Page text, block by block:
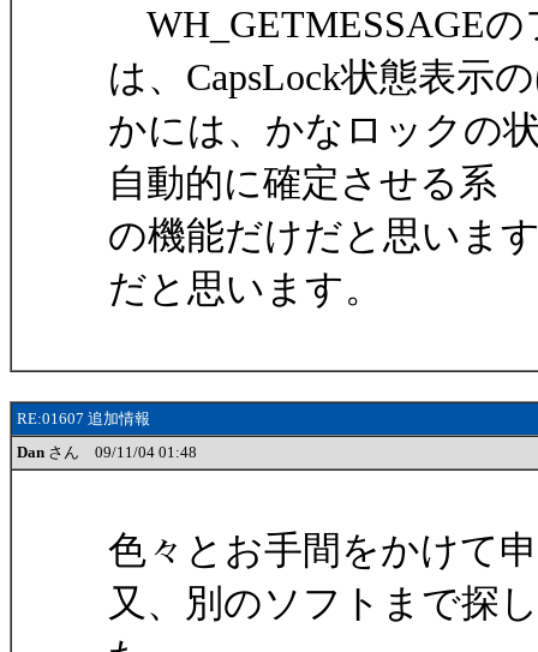
WH_GETMESSAGE
は、CapsLock状態表示
かには、かなロックの
自動的に確定させる系
の機能だけだと思いま
だと思います。
RE:01607 追加情報
Dan さん 09/11/04 01:48
色々とお手間をかけて
又、別のソフトまで探